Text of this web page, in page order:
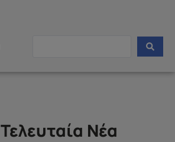
Τελευταία Νέα